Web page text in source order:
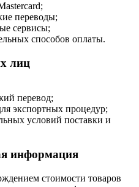
переводы;
сервисы;
способов оплаты.
лиц
перевод;
экспортных процедур;
условий поставки и
информация
стоимости товаров